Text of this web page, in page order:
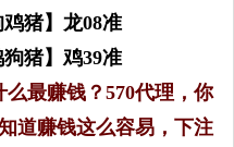
猪】龙08准
猪】鸡39准
最赚钱？570代理，你
道赚钱这么容易，下注